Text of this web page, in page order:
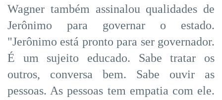
Wagner também assinalou qualidades de
Jerônimo para governar o estado.
"Jerônimo está pronto para ser governador.
É um sujeito educado. Sabe tratar os
outros, conversa bem. Sabe ouvir as
pessoas. As pessoas tem empatia com ele.